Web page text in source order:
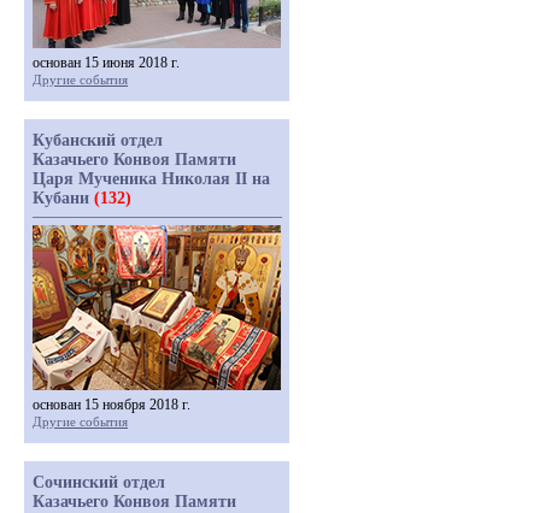
основан 15 июня 2018 г.
Другие события
Кубанский отдел
Казачьего Конвоя Памяти
Царя Мученика Николая II на
Кубани (132)
основан 15 ноября 2018 г.
Другие события
Сочинский отдел
Казачьего Конвоя Памяти